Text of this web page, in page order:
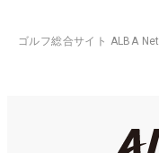
ゴルフ総合サイト ALBA Net